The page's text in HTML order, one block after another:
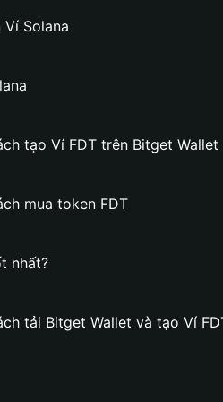
Solana
tạo Ví FDT trên Bitget Wallet
mua token FDT
nhất?
tải Bitget Wallet và tạo Ví